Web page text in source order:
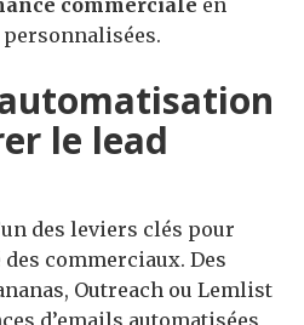
le lead
des leviers clés pour
commerciaux. Des
Outreach ou Lemlist
d’emails automatisées